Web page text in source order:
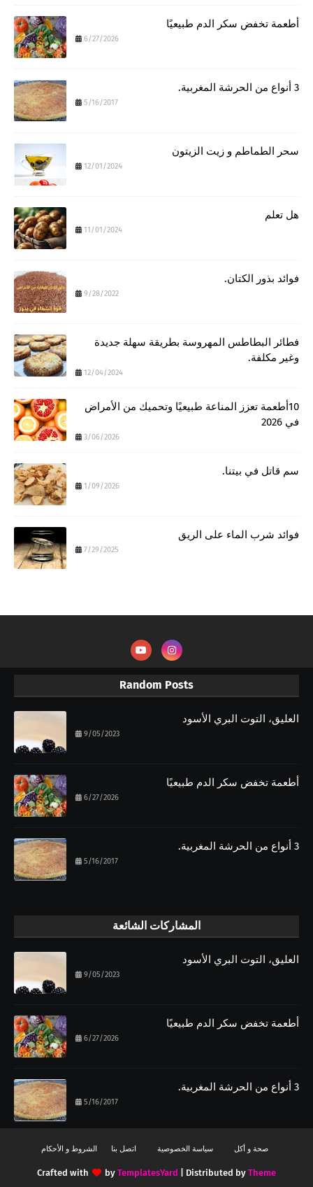
أطعمة تخفض سكر الدم طبيعيًا
6/27/2026
3 أنواع من الحرشة المغربية.
5/16/2017
سحر الطماطم و زيت الزيتون
12/01/2024
هل تعلم
11/01/2024
فوائد بذور الكتان.
9/28/2022
فطائر البطاطس المهروسة بطريقة سهلة جديدة
وغير مكلفة.
12/04/2024
10أطعمة تعزز المناعة طبيعيًا وتحميك من الأمراض
في 2026
3/06/2026
سم قاتل في بيتنا.
1/09/2026
فوائد شرب الماء على الريق
7/29/2025
Random Posts
العليق، التوت البري الأسود
9/05/2023
أطعمة تخفض سكر الدم طبيعيًا
6/27/2026
3 أنواع من الحرشة المغربية.
5/16/2017
المشاركات الشائعة
العليق، التوت البري الأسود
9/05/2023
أطعمة تخفض سكر الدم طبيعيًا
6/27/2026
3 أنواع من الحرشة المغربية.
5/16/2017
صحة و أكل سياسة الخصوصية اتصل بنا الشروط و الأحكام
Crafted with by TemplatesYard | Distributed by Theme